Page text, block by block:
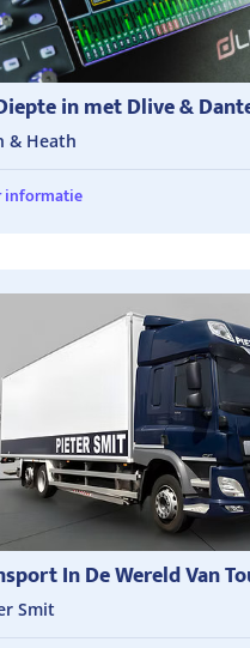
in met Dlive &
& Heath
informatie
In De Wereld Van
Smit